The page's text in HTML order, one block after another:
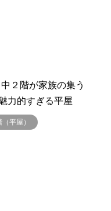
２階が家族の集う
力的すぎる平屋
ーク～】
（平屋）